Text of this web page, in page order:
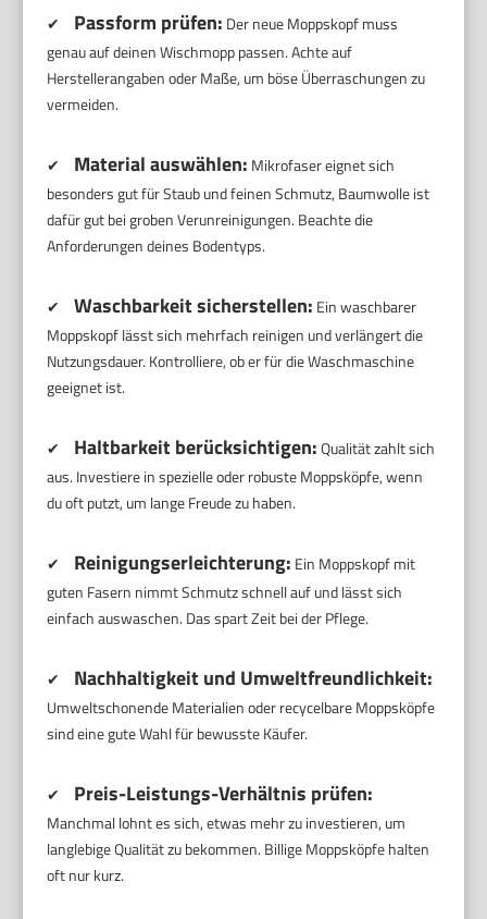
✔ Passform prüfen: Der neue Moppskopf muss
genau auf deinen Wischmopp passen. Achte auf
Herstellerangaben oder Maße, um böse Überraschungen zu
vermeiden.
✔ Material auswählen: Mikrofaser eignet sich
besonders gut für Staub und feinen Schmutz, Baumwolle ist
dafür gut bei groben Verunreinigungen. Beachte die
Anforderungen deines Bodentyps.
✔ Waschbarkeit sicherstellen: Ein waschbarer
Moppskopf lässt sich mehrfach reinigen und verlängert die
Nutzungsdauer. Kontrolliere, ob er für die Waschmaschine
geeignet ist.
✔ Haltbarkeit berücksichtigen:Qualität zahlt sich
aus. Investiere in spezielle oder robuste Moppsköpfe, wenn
du oft putzt, um lange Freude zu haben.
✔ Reinigungserleichterung: Ein Moppskopf mit
guten Fasern nimmt Schmutz schnell auf und lässt sich
einfach auswaschen. Das spart Zeit bei der Pflege.
✔ Nachhaltigkeit und Umweltfreundlichkeit:
Umweltschonende Materialien oder recycelbare Moppsköpfe
sind eine gute Wahl für bewusste Käufer.
✔ Preis-Leistungs-Verhältnis prüfen:
Manchmal lohnt es sich, etwas mehr zu investieren, um
langlebige Qualität zu bekommen. Billige Moppsköpfe halten
oft nur kurz.